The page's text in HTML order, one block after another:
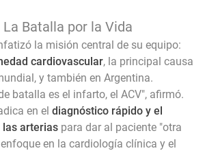
Batalla por la Vida
la misión central de su equipo:
cardiovascular, la principal causa
y también en Argentina.
batalla es el infarto, el ACV", afirmó.
en el diagnóstico rápido y el
las arterias para dar al paciente "otra
en la cardiología clínica y el